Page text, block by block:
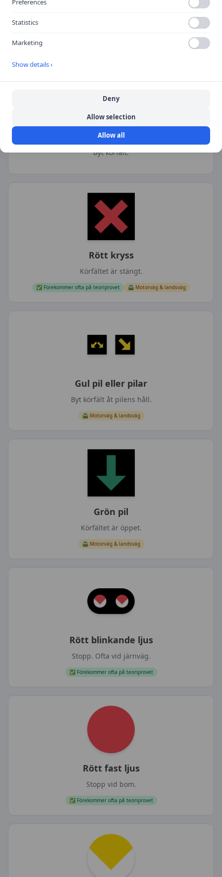
Vågrätt streck
Byt körfält.
Rött kryss
Körfältet är stängt.
✅ Förekommer ofta på teoriprovet 🛣️ Motorväg & landsväg
Gul pil eller pilar
Byt körfält åt pilens håll.
🛣️ Motorväg & landsväg
Grön pil
Körfältet är öppet.
🛣️ Motorväg & landsväg
Rött blinkande ljus
Stopp. Ofta vid järnväg.
✅ Förekommer ofta på teoriprovet
Rött fast ljus
Stopp vid bom.
✅ Förekommer ofta på teoriprovet
Preferences
Statistics
Marketing
Show details ›
Deny
Allow selection
Allow all